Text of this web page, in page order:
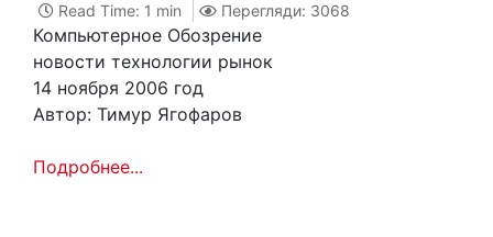
Read Time: 1 min
Перегляди: 3068
Компьютерное Обозрение
новости технологии рынок
14 ноября 2006 год
Автор: Тимур Ягофаров
Подробнее...